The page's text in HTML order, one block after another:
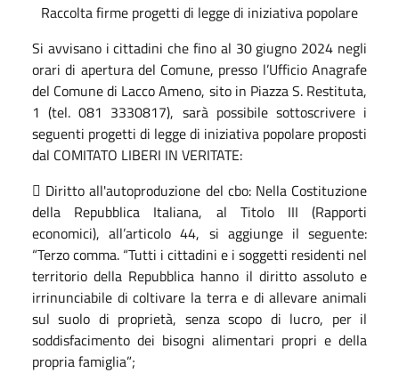
Raccolta firme progetti di legge di iniziativa popolare
Si avvisano i cittadini che fino al 30 giugno 2024 negli
orari di apertura del Comune, presso l’Ufficio Anagrafe
del Comune di Lacco Ameno, sito in Piazza S. Restituta,
1 (tel. 081 3330817), sarà possibile sottoscrivere i
seguenti progetti di legge di iniziativa popolare proposti
dal COMITATO LIBERI IN VERITATE:
 Diritto all'autoproduzione del cbo: Nella Costituzione
della Repubblica Italiana, al Titolo III (Rapporti
economici), all’articolo 44, si aggiunge il seguente:
“Terzo comma. “Tutti i cittadini e i soggetti residenti nel
territorio della Repubblica hanno il diritto assoluto e
irrinunciabile di coltivare la terra e di allevare animali
sul suolo di proprietà, senza scopo di lucro, per il
soddisfacimento dei bisogni alimentari propri e della
propria famiglia”;